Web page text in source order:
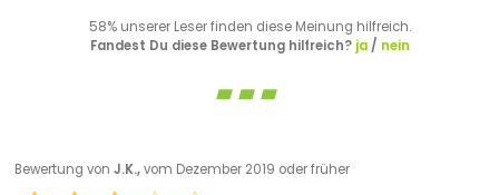
58% unserer Leser finden diese Meinung hilfreich.
Fandest Du diese Bewertung hilfreich? ja/ nein
Bewertung von J.K.,vom Dezember 2019 oder früher